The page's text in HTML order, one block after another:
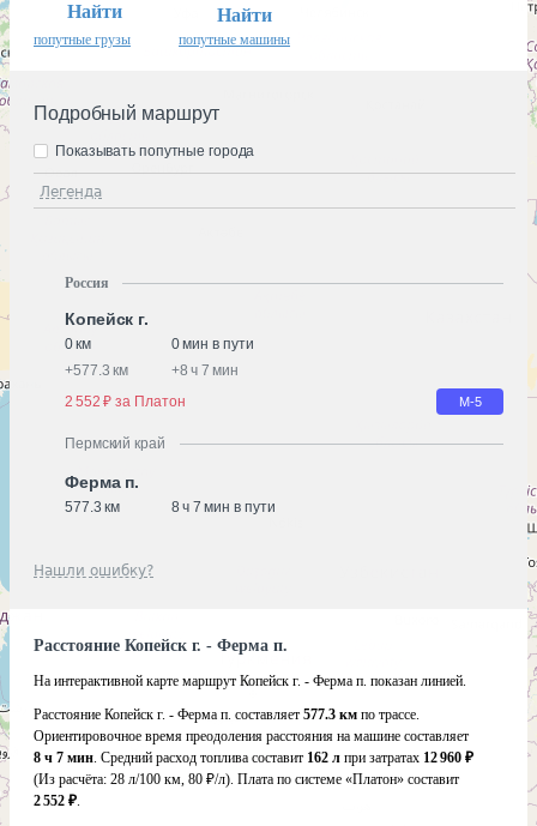
Найти
попутные грузы
Найти
попутные машины
Подробный маршрут
Легенда
Показывать попутные города
Россия
Копейск г.
0 км
0 мин в пути
+577.3 км +8 ч 7 мин
2 552 ₽ за Платон
М-5
Пермский край
Ферма п.
577.3 км 8 ч 7 мин в пути
Нашли ошибку?
Расстояние Копейск г. - Ферма п.
На интерактивной карте маршрут Копейск г. - Ферма п. показан линией.
Расстояние Копейск г. - Ферма п. составляет 577.3 км по трассе.
Ориентировочное время преодоления расстояния на машине составляет
8 ч 7 мин. Средний расход топлива составит 162 л при затратах 12 960 ₽
(Из расчёта: 28 л/100 км, 80 ₽/л). Плата по системе «Платон» составит
2 552 ₽.